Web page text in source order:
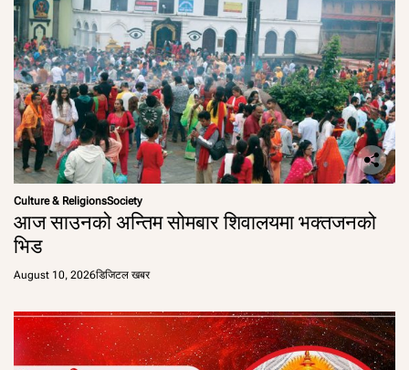
Culture & ReligionsSociety
आज साउनको अन्तिम सोमबार शिवालयमा भक्तजनको
भिड
August 10, 2026डिजिटल खबर